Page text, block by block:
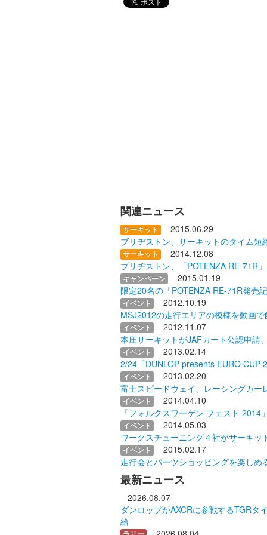
関連ニュース
サーキット
2015.06.29
ブリヂストン、サーキットのタイム
サーキット
2014.12.08
ブリヂストン、「POTENZA RE-71R
キャンペーン
2015.01.19
限定20名の「POTENZA RE-71R発売
イベント
2012.10.19
MSJ2012の走行エリアの模様を動画で
イベント
2012.11.07
本庄サーキットがJAFカート公認申請
イベント
2013.02.14
2/24「DUNLOP presents EURO CUP
イベント
2013.02.20
富士スピードウェイ、レーシングカ
イベント
2014.04.10
「フォルクスワーゲン フェスト 2014
イベント
2014.05.03
ワークスチューニング４社がサーキッ
イベント
2015.02.17
走行会とパーツショッピングを楽しめ
最新ニュース
2026.08.07
ダンロップがAXCRに参戦するTGRタ
給